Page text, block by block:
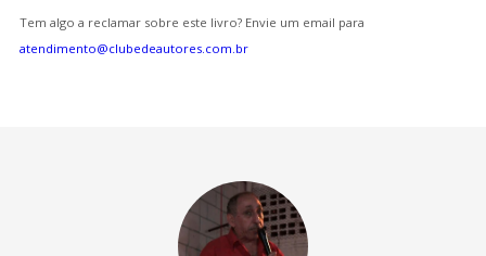
Tem algo a reclamar sobre este livro? Envie um email para
atendimento@clubedeautores.com.br